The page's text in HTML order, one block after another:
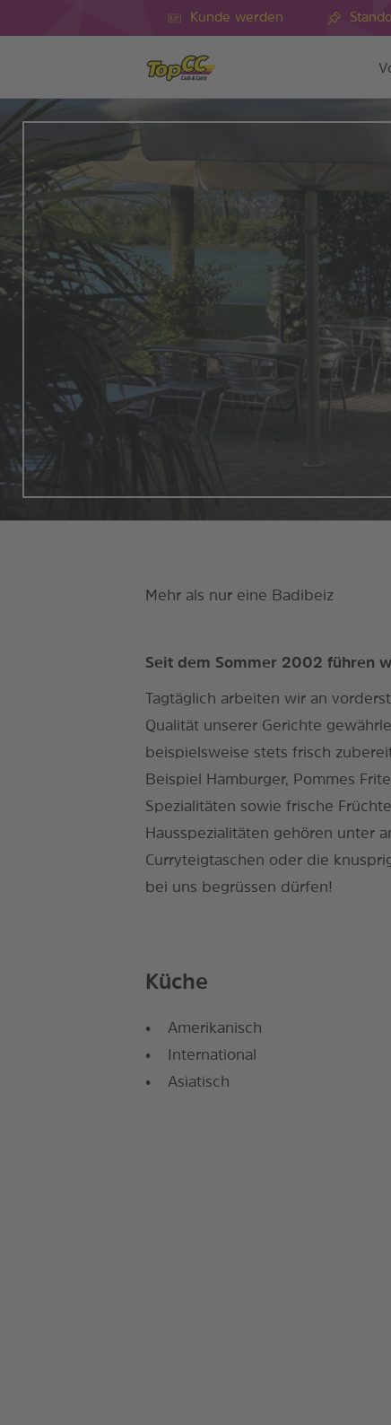
Kunde werden
Mehr als nur eine Badibeiz
Seit dem Sommer 2002 führen
Tagtäglich arbeiten wir an
Qualität unserer Gerichte
beispielsweise stets frisch
Beispiel Hamburger, Pommes
Spezialitäten sowie frische
Hausspezialitäten gehören unter
Curryteigtaschen oder die
bei uns begrüssen dürfen!
Küche
Amerikanisch
International
Asiatisch